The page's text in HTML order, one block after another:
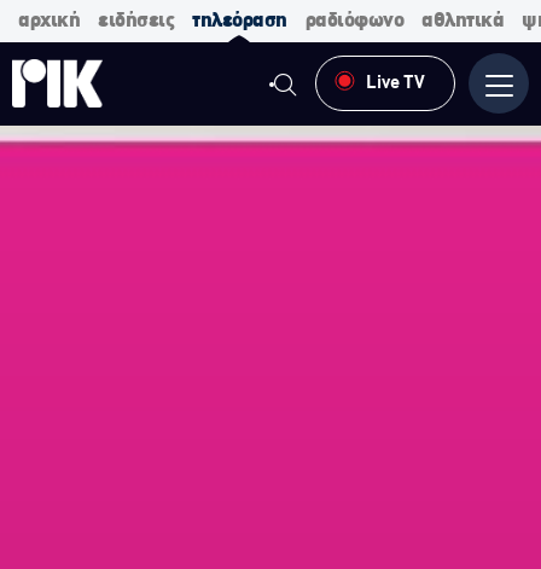
αρχική ειδήσεις τηλεόραση ραδιόφωνο αθλητικά
Live TV